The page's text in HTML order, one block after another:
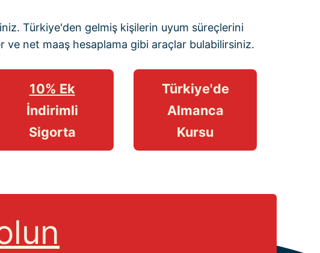
Türkiye'den gelmiş kişilerin uyum süreçlerini
ve net maaş hesaplama gibi araçlar bulabilirsiniz.
10% Ek
İndirimli
Sigorta
Türkiye'de
Almanca
Kursu